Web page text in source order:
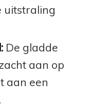
uitstraling
De gladde
aan op
aan een